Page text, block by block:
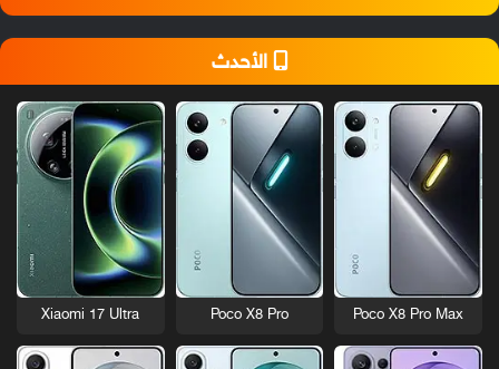
الأحدث
Poco X8 Pro Max
Poco X8 Pro
Xiaomi 17 Ultra